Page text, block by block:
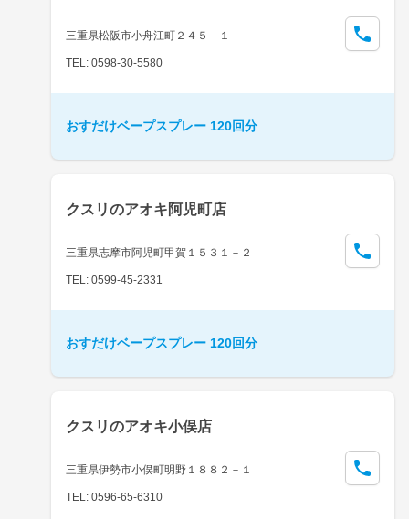
三重県松阪市小舟江町２４５－１
TEL: 0598-30-5580
おすだけベープスプレー 120回分
クスリのアオキ阿児町店
三重県志摩市阿児町甲賀１５３１－２
TEL: 0599-45-2331
おすだけベープスプレー 120回分
クスリのアオキ小俣店
三重県伊勢市小俣町明野１８８２－１
TEL: 0596-65-6310